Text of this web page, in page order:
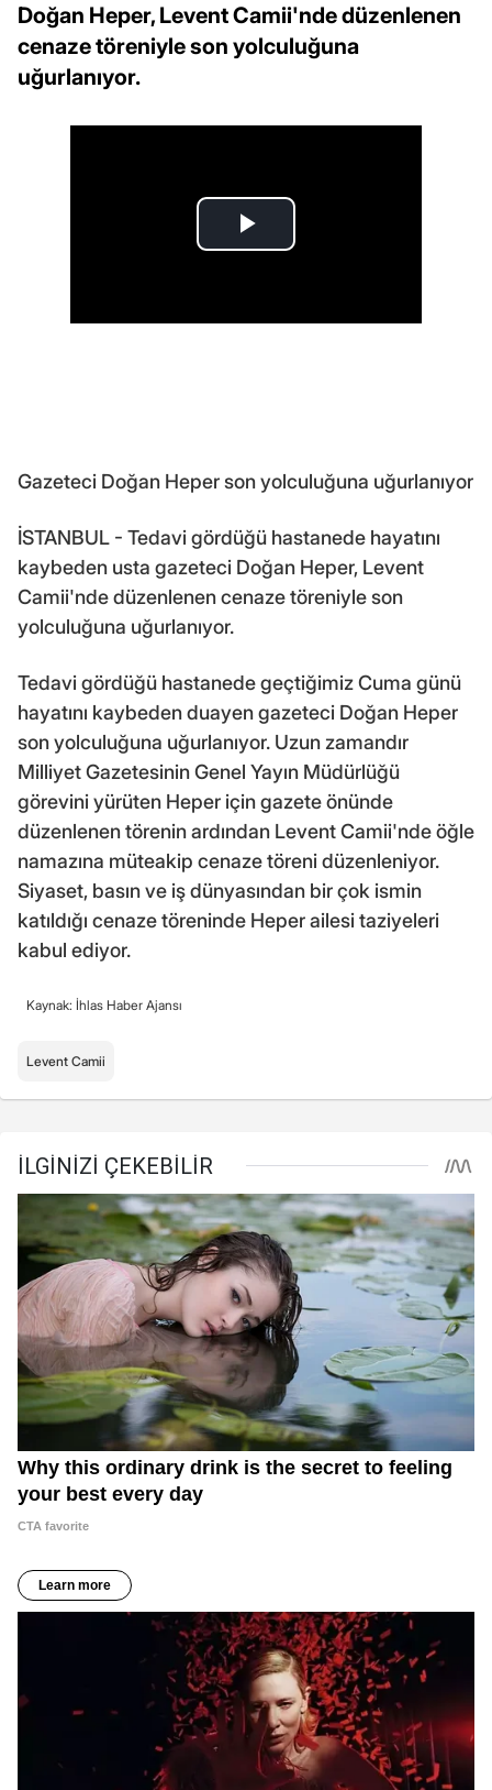
Doğan Heper, Levent Camii'nde düzenlenen
cenaze töreniyle son yolculuğuna
uğurlanıyor.
Gazeteci Doğan Heper son yolculuğuna uğurlanıyor
İSTANBUL - Tedavi gördüğü hastanede hayatını
kaybeden usta gazeteci Doğan Heper, Levent
Camii'nde düzenlenen cenaze töreniyle son
yolculuğuna uğurlanıyor.
Tedavi gördüğü hastanede geçtiğimiz Cuma günü
hayatını kaybeden duayen gazeteci Doğan Heper
son yolculuğuna uğurlanıyor. Uzun zamandır
Milliyet Gazetesinin Genel Yayın Müdürlüğü
görevini yürüten Heper için gazete önünde
düzenlenen törenin ardından Levent Camii'nde öğle
namazına müteakip cenaze töreni düzenleniyor.
Siyaset, basın ve iş dünyasından bir çok ismin
katıldığı cenaze töreninde Heper ailesi taziyeleri
kabul ediyor.
Kaynak: İhlas Haber Ajansı
Levent Camii